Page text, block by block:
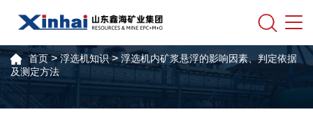
首页>浮选机知识>浮选机内矿浆悬浮的影响因素、判定依据
及测定方法